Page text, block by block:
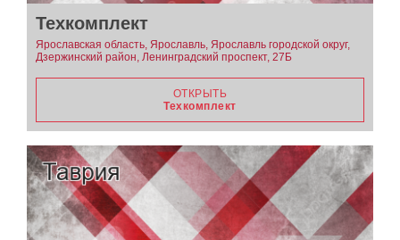
Техкомплект
Ярославская область, Ярославль, Ярославль городской округ,
Дзержинский район, Ленинградский проспект, 27Б
ОТКРЫТЬ
Техкомплект